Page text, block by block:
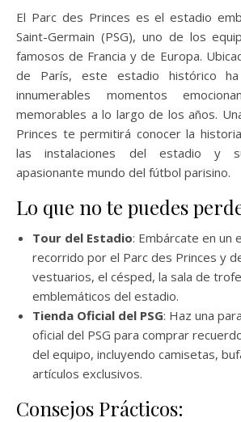
El Parc des Princes es el estadio
Saint-Germain (PSG), uno de los
famosos de Francia y de Europa.
de París, este estadio histórico
innumerables momentos
memorables a lo largo de los años.
Princes te permitirá conocer la
las instalaciones del estadio y
apasionante mundo del fútbol parisino.
Lo que no te puedes
Tour del Estadio: Embárcate en un
recorrido por el Parc des Princes y
vestuarios, el césped, la sala de
emblemáticos del estadio.
Tienda Oficial del PSG: Haz una
oficial del PSG para comprar
del equipo, incluyendo camisetas,
artículos exclusivos.
Consejos Prácticos: